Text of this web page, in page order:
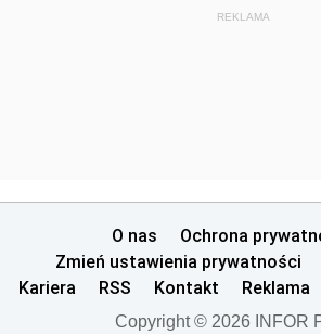
REKLAMA
O nas
Ochrona
Zmień ustawienia prywatności
Kariera
RSS Kontakt Reklama
Copyright © 2026 INFOR